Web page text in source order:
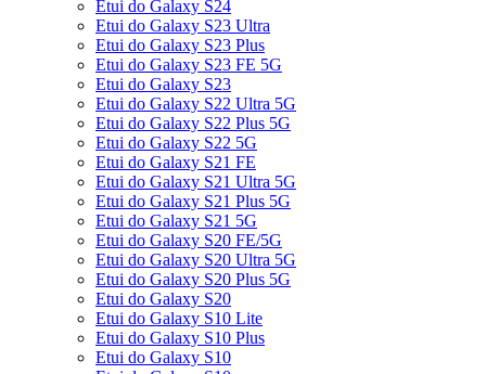
Etui do Galaxy S24
Etui do Galaxy S23 Ultra
Etui do Galaxy S23 Plus
Etui do Galaxy S23 FE 5G
Etui do Galaxy S23
Etui do Galaxy S22 Ultra 5G
Etui do Galaxy S22 Plus 5G
Etui do Galaxy S22 5G
Etui do Galaxy S21 FE
Etui do Galaxy S21 Ultra 5G
Etui do Galaxy S21 Plus 5G
Etui do Galaxy S21 5G
Etui do Galaxy S20 FE/5G
Etui do Galaxy S20 Ultra 5G
Etui do Galaxy S20 Plus 5G
Etui do Galaxy S20
Etui do Galaxy S10 Lite
Etui do Galaxy S10 Plus
Etui do Galaxy S10